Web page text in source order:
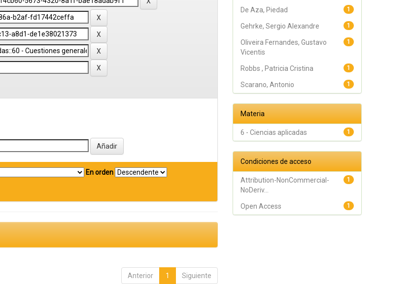
En orden
Anterior 1 Siguiente
1
De Aza, Piedad
1
Gehrke, Sergio Alexandre
1
Oliveira Fernandes, Gustavo
Vicentis
1
Robbs , Patricia Cristina
1
Scarano, Antonio
Materia
1
6 - Ciencias aplicadas
Condiciones de acceso
1
Attribution-NonCommercial-
NoDeriv...
1
Open Access